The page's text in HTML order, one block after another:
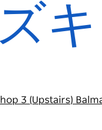
3 (Upstairs)